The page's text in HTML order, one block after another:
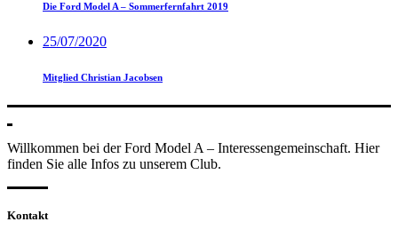
Die Ford Model A – Sommerfernfahrt 2019
25/07/2020
Mitglied Christian Jacobsen
Willkommen bei der Ford Model A – Interessengemeinschaft. Hier
finden Sie alle Infos zu unserem Club.
Kontakt